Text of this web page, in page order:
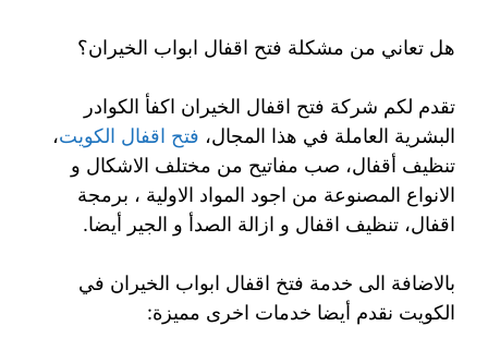
هل تعاني من مشكلة فتح اقفال ابواب الخيران؟
تقدم لكم شركة فتح اقفال الخيران اكفأ الكوادر
البشرية العاملة في هذا المجال، فتح اقفال الكويت،
تنظيف أقفال، صب مفاتيح من مختلف الاشكال و
الانواع المصنوعة من اجود المواد الاولية ، برمجة
اقفال، تنظيف اقفال و ازالة الصدأ و الجير أيضا.
بالاضافة الى خدمة فتخ اقفال ابواب الخيران في
الكويت نقدم أيضا خدمات اخرى مميزة: